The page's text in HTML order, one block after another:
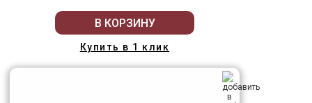
В КОРЗИНУ
Купить в 1 клик